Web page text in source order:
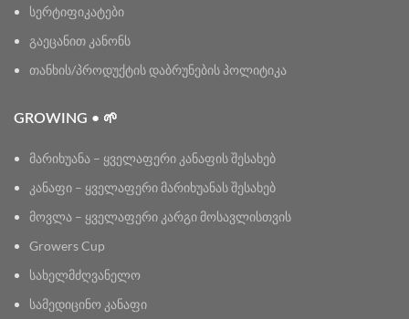
სერტიფიკატები
გაეცანით კანონს
თანხის/პროდუქტის დაბრუნების პოლიტიკა
GROWING • 🌱
მარიხუანა – ყველაფერი კანაფის შესახებ
კანაფი – ყველაფერი მარიხუანას შესახებ
მოვლა – ყველაფერი კარგი მოსავლისთვის
Growers Cup
სახელმძღვანელო
სამედიცინო კანაფი